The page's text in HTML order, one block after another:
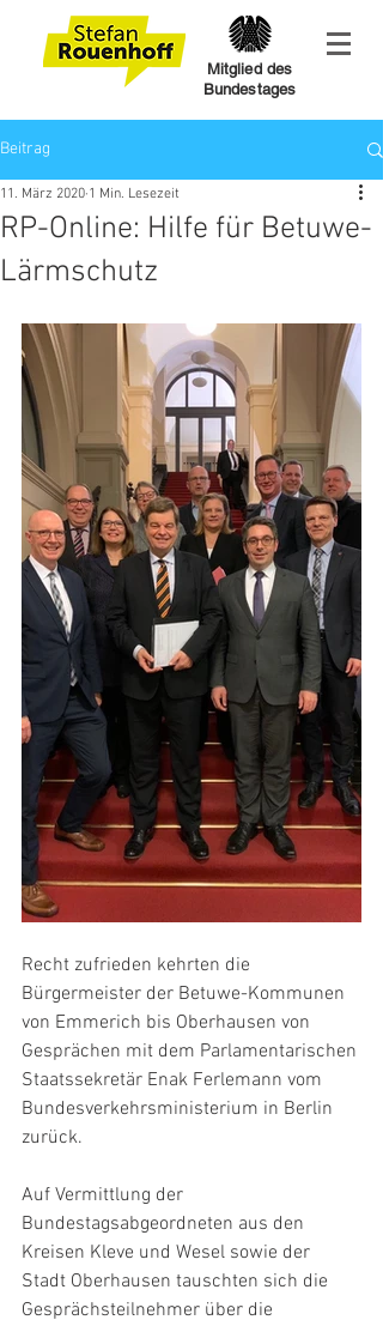
Mitglied des
Bundestages
Beitrag
RP-Online: Hilfe für Betuwe-
Lärmschutz
11. März 2020 1 Min. Lesezeit
Recht zufrieden kehrten die
Bürgermeister der Betuwe-Kommunen
von Emmerich bis Oberhausen von
Gesprächen mit dem Parlamentarischen
Staatssekretär Enak Ferlemann vom
Bundesverkehrsministerium in Berlin
zurück.
Auf Vermittlung der
Bundestagsabgeordneten aus den
Kreisen Kleve und Wesel sowie der
Stadt Oberhausen tauschten sich die
Gesprächsteilnehmer über die